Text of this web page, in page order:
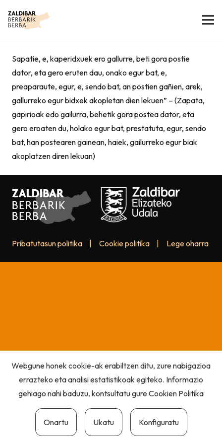
Sapatie, e, kaperidxuek ero gallurre, beti gora postie
dator, eta gero eruten dau, onako egur bat, e,
preaparaute, egur, e, sendo bat, an postien gañien, arek,
gallurreko egur bidxek akopletan dien lekuen” – (Zapata,
gapirioak edo gailurra, behetik gora postea dator, eta
gero eroaten du, holako egur bat, prestatuta, egur, sendo
bat, han postearen gainean, haiek, gailurreko egur biak
akoplatzen diren lekuan)
Pribatutasun politika Cookie politika Lege oharra
Webgune honek cookie-ak erabiltzen ditu, zure nabigazioa
errazteko eta analisi estatistikoak egiteko. Informazio
gehiago nahi baduzu, kontsultatu gureCookien Politika
Onartu Ukatu Konfiguratu